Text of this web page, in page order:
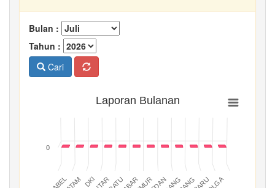
Bulan :
Tahun :
Cari
Laporan Bulanan
DKI
0